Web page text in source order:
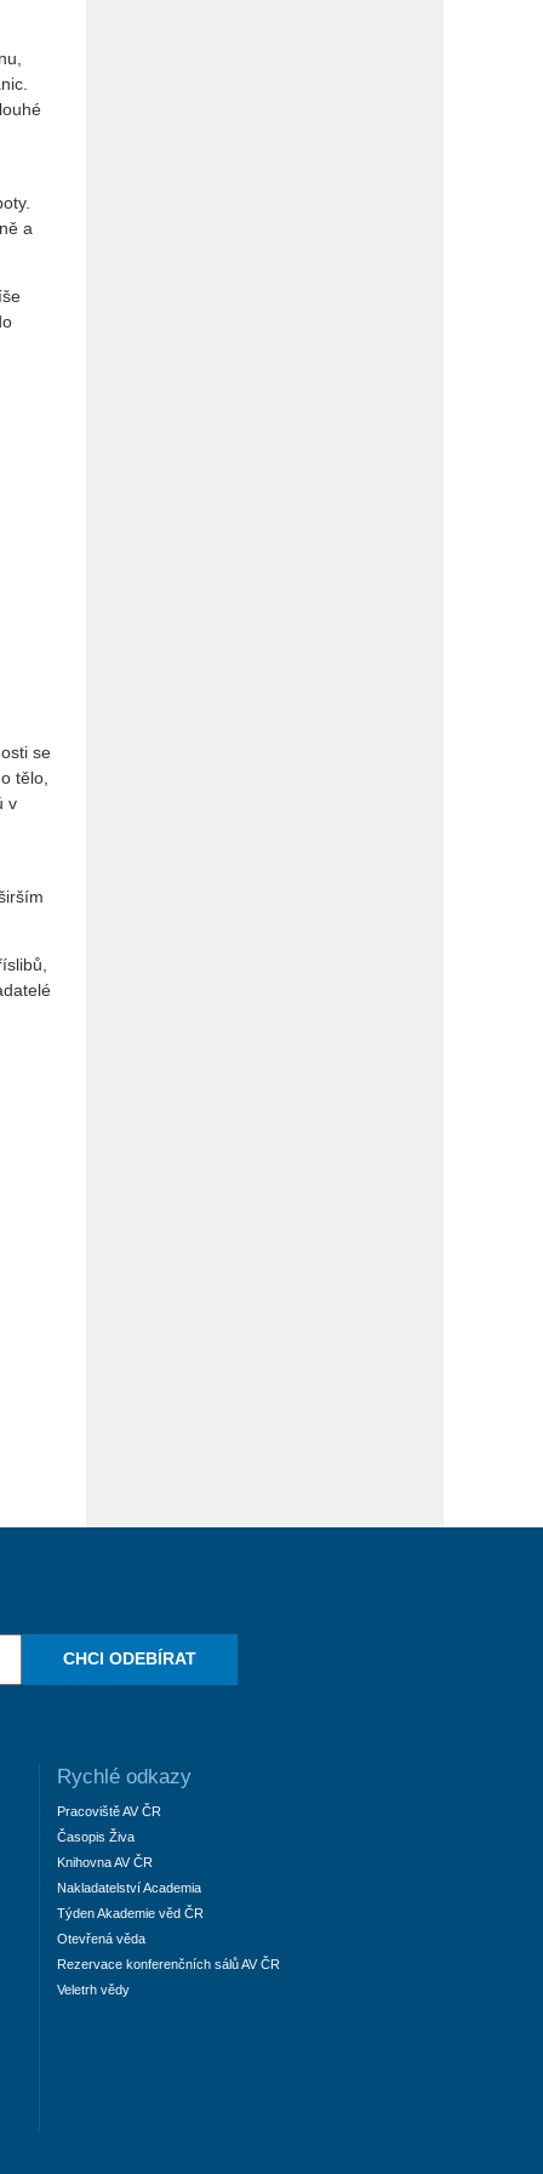
a
se
tělo,
v
CHCI ODEBÍRAT
Rychlé odkazy
Pracoviště AV ČR
Časopis Živa
Knihovna AV ČR
Nakladatelství Academia
Týden Akademie věd ČR
Otevřená věda
Rezervace konferenčních sálů AV ČR
Veletrh vědy